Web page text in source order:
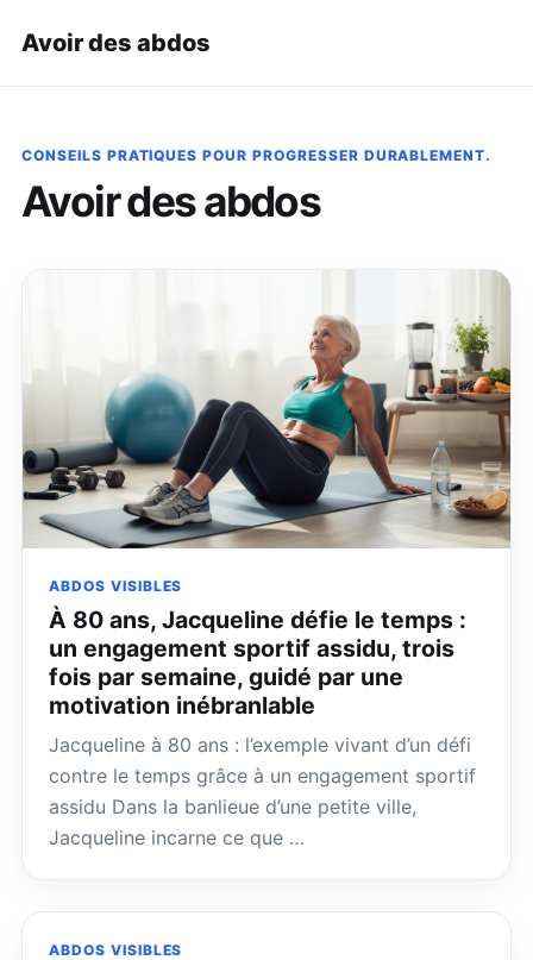
Avoir des abdos
CONSEILS PRATIQUES POUR PROGRESSER DURABLEMENT.
Avoir des abdos
ABDOS VISIBLES
À 80 ans, Jacqueline défie le temps :
un engagement sportif assidu, trois
fois par semaine, guidé par une
motivation inébranlable
Jacqueline à 80 ans : l’exemple vivant d’un défi
contre le temps grâce à un engagement sportif
assidu Dans la banlieue d’une petite ville,
Jacqueline incarne ce que …
ABDOS VISIBLES